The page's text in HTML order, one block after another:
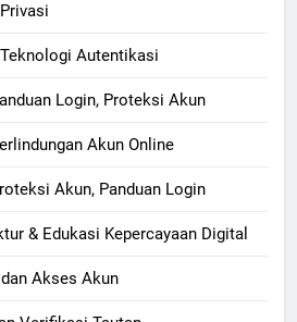
Autentikasi
Login, Proteksi Akun
Akun Online
Akun, Panduan Login
& Edukasi Kepercayaan Digital
Akses Akun